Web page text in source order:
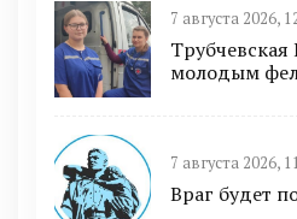
7 августа 2026,
молодым
7 августа 2026,
Враг будет